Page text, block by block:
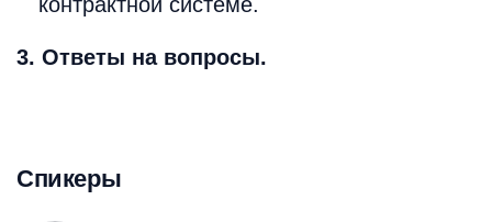
3. Ответы на вопросы.
Спикеры